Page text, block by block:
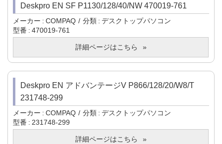
Deskpro EN SF P1130/128/40/NW 470019-761
メーカー COMPAQ 分類
デスクトップパソコン
型番
470019-761
詳細ページはこちら
Deskpro EN アドバンテージV P866/128/20/W8/T
231748-299
メーカー COMPAQ 分類
デスクトップパソコン
型番
231748-299
詳細ページはこちら